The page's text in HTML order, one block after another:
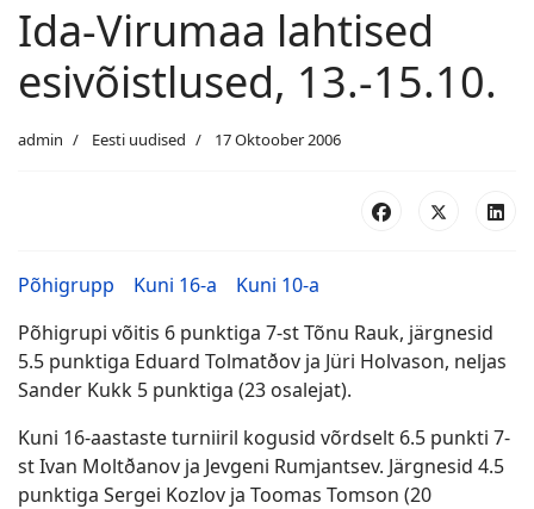
Ida-Virumaa lahtised
esivõistlused, 13.-15.10.
admin Eesti uudised 17 Oktoober 2006
Põhigrupp Kuni 16-a
Kuni 10-a
Põhigrupi võitis 6 punktiga 7-st Tõnu Rauk, järgnesid
5.5 punktiga Eduard Tolmatðov ja Jüri Holvason, neljas
Sander Kukk 5 punktiga (23 osalejat).
Kuni 16-aastaste turniiril kogusid võrdselt 6.5 punkti 7-
st Ivan Moltðanov ja Jevgeni Rumjantsev. Järgnesid 4.5
punktiga Sergei Kozlov ja Toomas Tomson (20